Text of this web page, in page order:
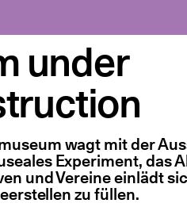
under
wagt mit der
Experiment, das
und Vereine einlädt
zu füllen.